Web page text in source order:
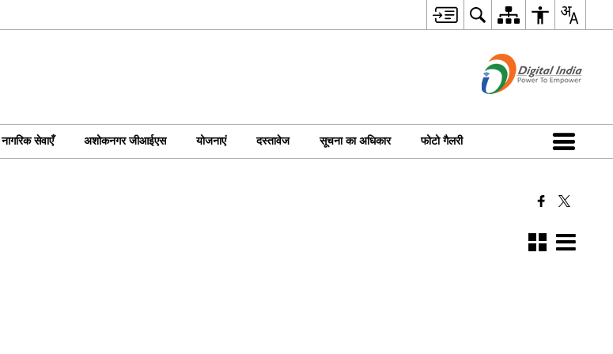
नागरिक सेवाएँ अशोकनगर जीआईएस योजनाएं दस्तावेज सूचना का अधिकार फोटो गैलरी